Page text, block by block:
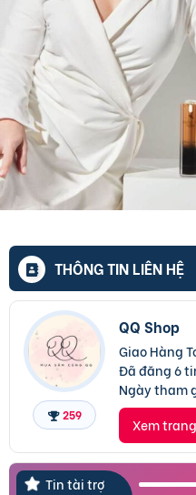
THÔNG TIN LIÊN HỆ
259
QQ Shop
Giao Hàng
Đã đăng 6
Ngày tham
Xem
Tin tài trợ